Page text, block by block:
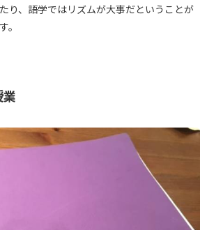
り、語学ではリズムが大事だということが
。